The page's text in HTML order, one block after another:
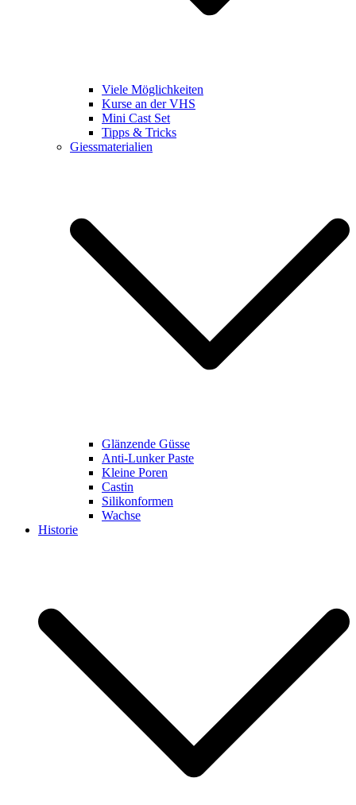
Viele Möglichkeiten
Kurse an der VHS
Mini Cast Set
Tipps & Tricks
Giessmaterialien
Glänzende Güsse
Anti-Lunker Paste
Kleine Poren
Castin
Silikonformen
Wachse
Historie